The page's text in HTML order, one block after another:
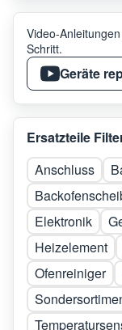
Video-
Schritt.
Geräte
Ersatzteile
Anschluss
Elektronik
Heizelement
Ofenreiniger